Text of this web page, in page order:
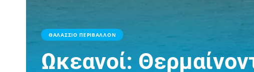
ΘΑΛΑΣΣΙΟ ΠΕΡΙΒΑΛΛΟΝ
Ωκεανοί: